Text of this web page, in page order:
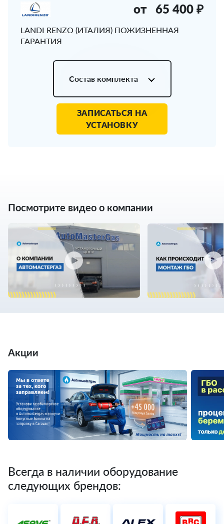
LANDI RENZO (ИТАЛИЯ) ПОЖИЗНЕННАЯ
ГАРАНТИЯ
от 65 400 ₽
Состав комплекта
ЗАПИСАТЬСЯ НА
УСТАНОВКУ
Посмотрите видео о компании
Акции
Всегда в наличии оборудование
следующих брендов: